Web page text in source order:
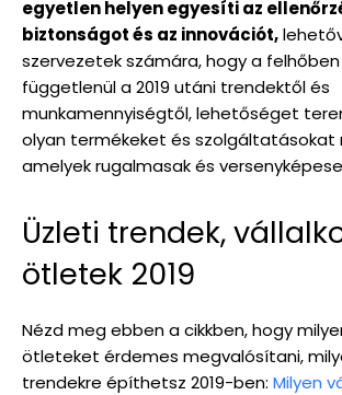
egyetlen helyen egyesíti az
biztonságot és az innovációt,
szervezetek számára, hogy a
függetlenül a 2019 utáni trendektől és
munkamennyiségtől, lehetőséget
olyan termékeket és szolgáltatásokat
amelyek rugalmasak és
Üzleti trendek,
ötletek 2019
Nézd meg ebben a cikkben, hogy
ötleteket érdemes megvalósítani,
trendekre építhetsz 2019-ben: Milyen